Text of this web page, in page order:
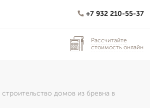
+7 932 210-55-37
Рассчитайте
стоимость онлайн
домов из бревна в